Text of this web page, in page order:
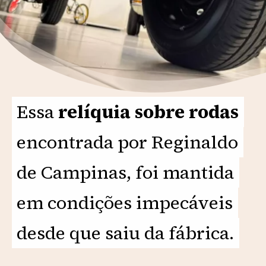
Essarelíquia sobre rodas
encontrada por Reginaldo
de Campinas, foi mantida
em condições impecáveis
desde que saiu da fábrica.
Essarelíquia sobre rodas
encontrada por Reginaldo
de Campinas, foi mantida
em condições impecáveis
desde que saiu da fábrica.